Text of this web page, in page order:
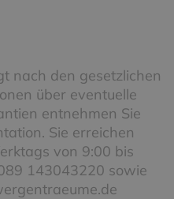
nach den gesetzlichen
über eventuelle
entnehmen Sie
Sie erreichen
von 9:00 bis
143043220 sowie